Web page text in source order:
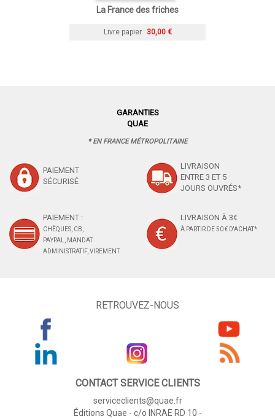
La France des friches
Livre papier 30,00 €
GARANTIES
QUAE
* EN FRANCE MÉTROPOLITAINE
PAIEMENT
SÉCURISÉ
LIVRAISON
ENTRE 3 ET 5
JOURS OUVRÉS*
PAIEMENT :
CHÈQUES, CB,
PAYPAL, MANDAT
ADMINISTRATIF, VIREMENT
LIVRAISON À 3€
À PARTIR DE 50 € D'ACHAT*
RETROUVEZ-NOUS
CONTACT SERVICE CLIENTS
serviceclients@quae.fr
Éditions Quae - c/o INRAE RD 10 -